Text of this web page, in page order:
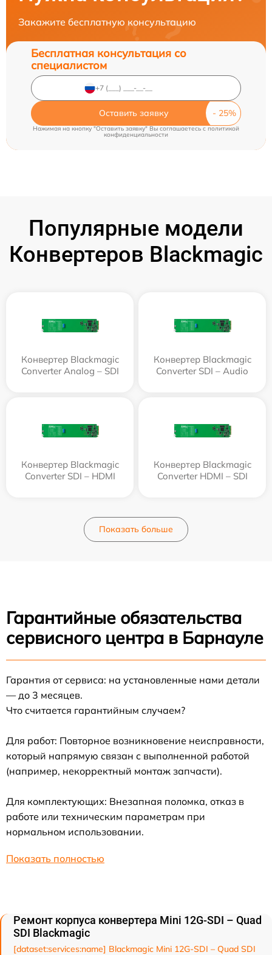
Закажите бесплатную консультацию
Бесплатная консультация со
специалистом
Оставить заявку
Нажимая на кнопку "Оставить заявку" Вы соглашаетесь cполитикой
конфиденциальности
Популярные модели
Конвертеров Blackmagic
Конвертер Blackmagic
Converter Analog – SDI
Конвертер Blackmagic
Converter SDI – Audio
Конвертер Blackmagic
Converter SDI – HDMI
Конвертер Blackmagic
Converter HDMI – SDI
Показать больше
Гарантийные обязательства
сервисного центра в Барнауле
Гарантия от сервиса: на установленные нами детали
— до 3 месяцев.
Что считается гарантийным случаем?
Для работ: Повторное возникновение неисправности,
который напрямую связан с выполненной работой
(например, некорректный монтаж запчасти).
Для комплектующих: Внезапная поломка, отказ в
работе или техническим параметрам при
нормальном использовании.
Показать полностью
Ремонт корпуса конвертера Mini 12G-SDI – Quad
SDI Blackmagic
[dataset:services:name] Blackmagic Mini 12G-SDI – Quad SDI